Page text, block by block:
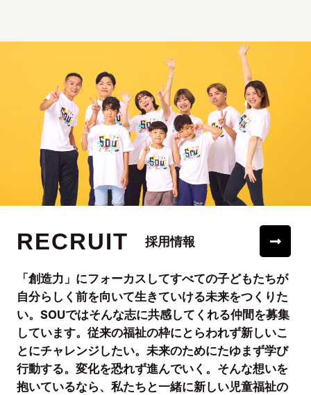
RECRUIT 採用情報
「創造力」にフォーカスしてすべての子どもたちが
自分らしく前を向いて生きていける未来をつくりた
い。SOUではそんな志に共感してくれる仲間を募集
しています。従来の福祉の枠にとらわれず新しいこ
とにチャレンジしたい。未来のためにたゆまず学び
行動する。変化を恐れず進んでいく。そんな想いを
抱いているなら、私たちと一緒に新しい児童福祉の